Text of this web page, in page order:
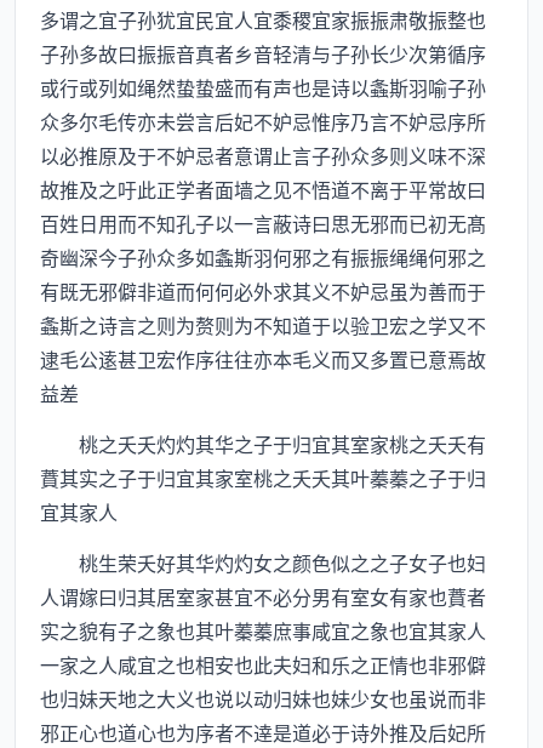
多谓之宜子孙犹宜民宜人宜黍稷宜家振振肃敬振整也
子孙多故曰振振音真者乡音轻清与子孙长少次第循序
或行或列如绳然蛰蛰盛而有声也是诗以螽斯羽喻子孙
众多尔毛传亦未尝言后妃不妒忌惟序乃言不妒忌序所
以必推原及于不妒忌者意谓止言子孙众多则义味不深
故推及之吁此正学者面墙之见不悟道不离于平常故曰
百姓日用而不知孔子以一言蔽诗曰思无邪而已初无髙
奇幽深今子孙众多如螽斯羽何邪之有振振绳绳何邪之
有既无邪僻非道而何何必外求其义不妒忌虽为善而于
螽斯之诗言之则为赘则为不知道于以验卫宏之学又不
逮毛公逺甚卫宏作序往往亦本毛义而又多置已意焉故
益差
桃之夭夭灼灼其华之子于归宜其室家桃之夭夭有
蕡其实之子于归宜其家室桃之夭夭其叶蓁蓁之子于归
宜其家人
桃生荣夭好其华灼灼女之颜色似之之子女子也妇
人谓嫁曰归其居室家甚宜不必分男有室女有家也蕡者
实之貌有子之象也其叶蓁蓁庶事咸宜之象也宜其家人
一家之人咸宜之也相安也此夫妇和乐之正情也非邪僻
也归妹天地之大义也说以动归妹也妹少女也虽说而非
邪正心也道心也为序者不逹是道必于诗外推及后妃所